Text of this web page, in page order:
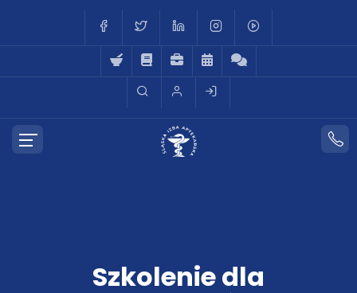
Szkolenie dla